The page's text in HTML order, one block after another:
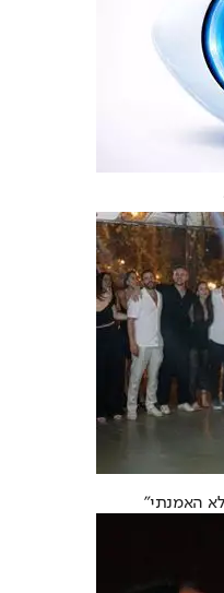
האמנתי"